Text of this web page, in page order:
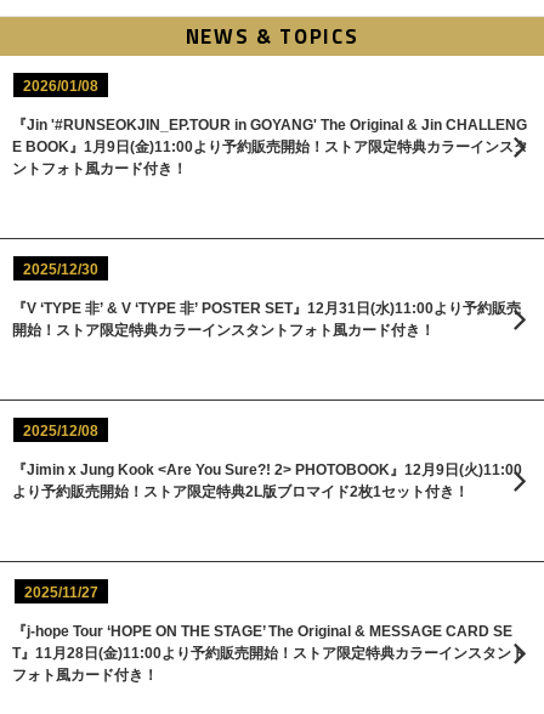
NEWS & TOPICS
2026/01/08
『Jin '#RUNSEOKJIN_EP.TOUR in GOYANG' The Original & Jin CHALLENG
E BOOK』1月9日(金)11:00より予約販売開始！ストア限定特典カラーインスタ
ントフォト風カード付き！
2025/12/30
『V ‘TYPE 非’ & V ‘TYPE 非’ POSTER SET』12月31日(水)11:00より予約販売
開始！ストア限定特典カラーインスタントフォト風カード付き！
2025/12/08
『Jimin x Jung Kook <Are You Sure?! 2> PHOTOBOOK』12月9日(火)11:00
より予約販売開始！ストア限定特典2L版ブロマイド2枚1セット付き！
2025/11/27
『j-hope Tour ‘HOPE ON THE STAGE’ The Original & MESSAGE CARD SE
T』11月28日(金)11:00より予約販売開始！ストア限定特典カラーインスタント
フォト風カード付き！